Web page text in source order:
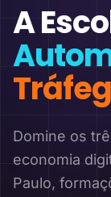
A
Domine os
economia
Paulo,